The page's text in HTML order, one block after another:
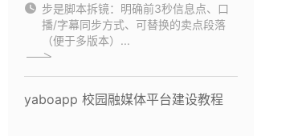
步是脚本拆镜：明确前3秒信息点、口
播/字幕同步方式、可替换的卖点段落
（便于多版本）...
yaboapp 校园融媒体平台建设教程